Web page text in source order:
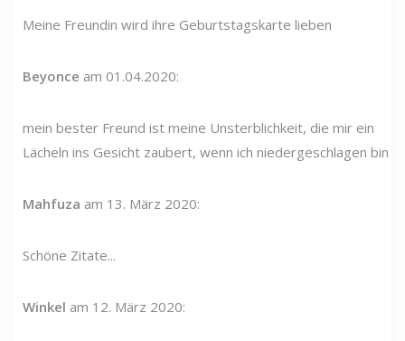
Meine Freundin wird ihre Geburtstagskarte lieben
Beyonce am 01.04.2020:
mein bester Freund ist meine Unsterblichkeit, die mir ein
Lächeln ins Gesicht zaubert, wenn ich niedergeschlagen bin
Mahfuza am 13. März 2020:
Schöne Zitate...
Winkel am 12. März 2020: